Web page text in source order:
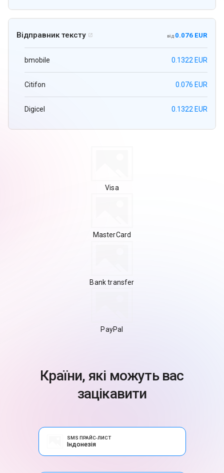
Відправник тексту  від 0.076 EUR
bmobile 0.1322 EUR
Citifon 0.076 EUR
Digicel 0.1322 EUR
Visa
MasterCard
Bank transfer
PayPal
Країни, які можуть вас
зацікавити
SMS ПРАЙС-ЛИСТ
Індонезія